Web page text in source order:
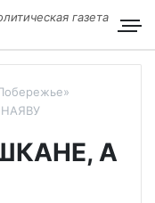
газета
А